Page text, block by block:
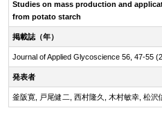
Studies on mass production and
from potato starch
掲載誌（年）
Journal of Applied Glycoscience 56, 47-55
発表者
釜阪寛, 戸尾健二, 西村隆久, 木村敏幸, 松沢